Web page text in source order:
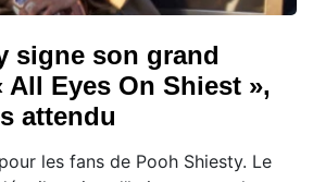
signe son grand
All Eyes On Shiest »,
attendu
les fans de Pooh Shiesty. Le